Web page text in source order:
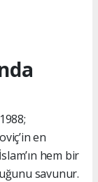
en
hem bir
savunur.